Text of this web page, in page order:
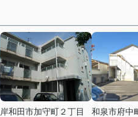
岸和田市加守町２丁目
和泉市府中